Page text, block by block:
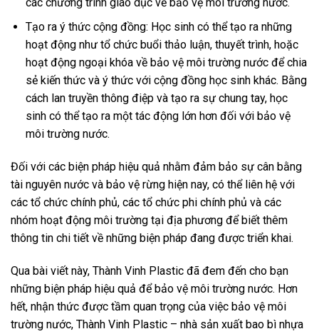
Tạo ra ý thức cộng đồng: Học sinh có thể tạo ra những
hoạt động như tổ chức buổi thảo luận, thuyết trình, hoặc
hoạt động ngoại khóa về bảo vệ môi trường nước để chia
sẻ kiến thức và ý thức với cộng đồng học sinh khác. Bằng
cách lan truyền thông điệp và tạo ra sự chung tay, học
sinh có thể tạo ra một tác động lớn hơn đối với bảo vệ
môi trường nước.
Đối với các biện pháp hiệu quả nhằm đảm bảo sự cân bằng
tài nguyên nước và bảo vệ rừng hiện nay, có thể liên hệ với
các tổ chức chính phủ, các tổ chức phi chính phủ và các
nhóm hoạt động môi trường tại địa phương để biết thêm
thông tin chi tiết về những biện pháp đang được triển khai.
Qua bài viết này, Thành Vinh Plastic đã đem đến cho bạn
những biện pháp hiệu quả để bảo vệ môi trường nước. Hơn
hết, nhận thức được tầm quan trọng của việc bảo vệ môi
trường nước, Thành Vinh Plastic – nhà sản xuất bao bì nhựa